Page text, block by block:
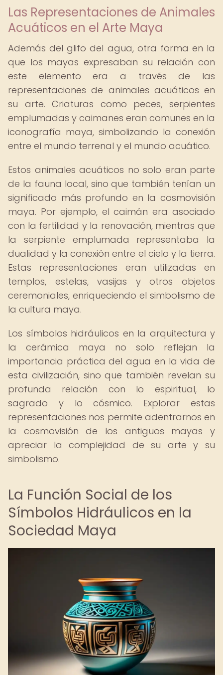
Las Representaciones de Animales
Acuáticos en el Arte Maya
Además del glifo del agua, otra forma en la
que los mayas expresaban su relación con
este elemento era a través de las
representaciones de animales acuáticos en
su arte. Criaturas como peces, serpientes
emplumadas y caimanes eran comunes en la
iconografía maya, simbolizando la conexión
entre el mundo terrenal y el mundo acuático.
Estos animales acuáticos no solo eran parte
de la fauna local, sino que también tenían un
significado más profundo en la cosmovisión
maya. Por ejemplo, el caimán era asociado
con la fertilidad y la renovación, mientras que
la serpiente emplumada representaba la
dualidad y la conexión entre el cielo y la tierra.
Estas representaciones eran utilizadas en
templos, estelas, vasijas y otros objetos
ceremoniales, enriqueciendo el simbolismo de
la cultura maya.
Los símbolos hidráulicos en la arquitectura y
la cerámica maya no solo reflejan la
importancia práctica del agua en la vida de
esta civilización, sino que también revelan su
profunda relación con lo espiritual, lo
sagrado y lo cósmico. Explorar estas
representaciones nos permite adentrarnos en
la cosmovisión de los antiguos mayas y
apreciar la complejidad de su arte y su
simbolismo.
La Función Social de los
Símbolos Hidráulicos en la
Sociedad Maya